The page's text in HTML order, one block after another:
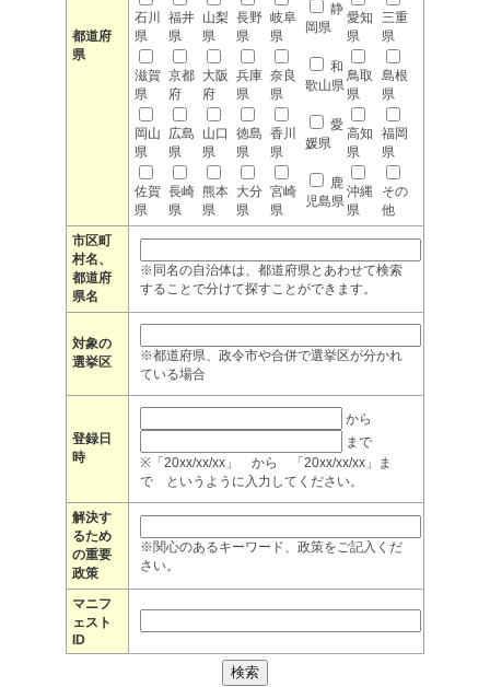
都道府
県
石川
県
福井
県
山梨
県
長野
県
岐阜
県
静
岡県
愛知
県
三重
県
滋賀
県
京都
府
大阪
府
兵庫
県
奈良
県
和
歌山県
鳥取
県
島根
県
岡山
県
広島
県
山口
県
徳島
県
香川
県
愛
媛県
高知
県
福岡
県
佐賀
県
長崎
県
熊本
県
大分
県
宮崎
県
鹿
児島県
沖縄
県
その
他
市区町
村名、
都道府
県名
※同名の自治体は、都道府県とあわせて検索
することで分けて探すことができます。
対象の
選挙区
※都道府県、政令市や合併で選挙区が分かれ
ている場合
登録日
時
から
まで
※「20xx/xx/xx」 から 「20xx/xx/xx」ま
で というように入力してください。
解決す
るため
の重要
政策
※関心のあるキーワード、政策をご記入くだ
さい。
マニフ
ェスト
ID